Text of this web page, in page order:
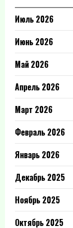
Июль 2026
Июнь 2026
Май 2026
Апрель 2026
Март 2026
Февраль 2026
Январь 2026
Декабрь 2025
Ноябрь 2025
Октябрь 2025